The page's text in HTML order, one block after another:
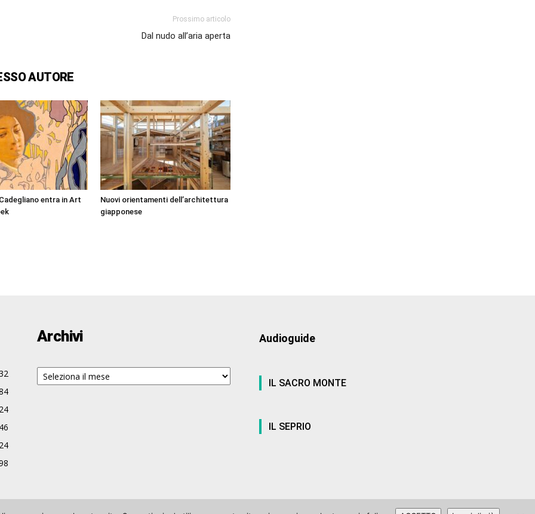
Prossimo articolo
Dal nudo all’aria aperta
AUTORE
entra in Art
Nuovi orientamenti dell’architettura
giapponese
Archivi
Archivi
Audioguide
IL SACRO MONTE
IL SEPRIO